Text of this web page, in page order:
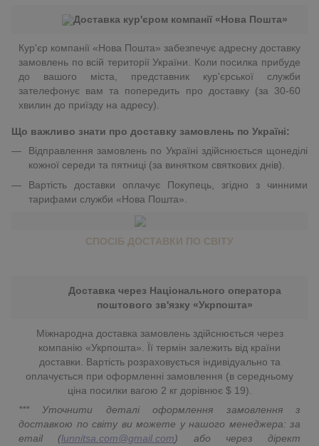
Доставка кур'єром компанії «Нова Пошта»
Кур'єр компанії «Нова Пошта» забезпечує адресну доставку
замовлень по всій території України. Коли посилка прибуде
до вашого міста, представник кур'єрської служби
зателефонує вам та попередить про доставку (за 30-60
хвилин до приїзду на адресу).
Що важливо знати про доставку замовлень по Україні:
Відправлення замовлень по Україні здійснюється щонеділі
кожної середи та пятниці (за винятком святкових днів).
Вартість доставки оплачує Покупець, згідно з чинними
тарифами служби «Нова Пошта».
СПОСІБ ДОСТАВКИ ПО СВІТУ
Доставка через Національного оператора
поштового зв'язку «Укрпошта»
Міжнародна доставка замовлень здійснюється через
компанію «Укрпошта». Її термін залежить від країни
доставки. Вартість розраховується індивідуально та
оплачується при оформленні замовлення (в середньому
ціна посилки вагою 2 кг дорівнює $ 19).
*** Уточнити деталі оформлення замовлення з
доставкою по світу ви можете у нашого менеджера: за
email (lunnitsa.com@gmail.com) або через дірект